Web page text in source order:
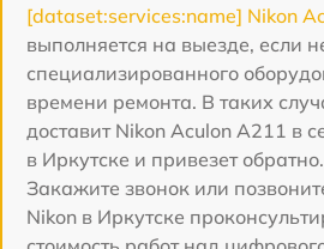
[dataset:services:name] Nikon
выполняется на выезде, если
специализированного
времени ремонта. В таких
доставит Nikon Aculon A211 в
в Иркутске и привезет обратно.
Закажите звонок или
Nikon в Иркутске